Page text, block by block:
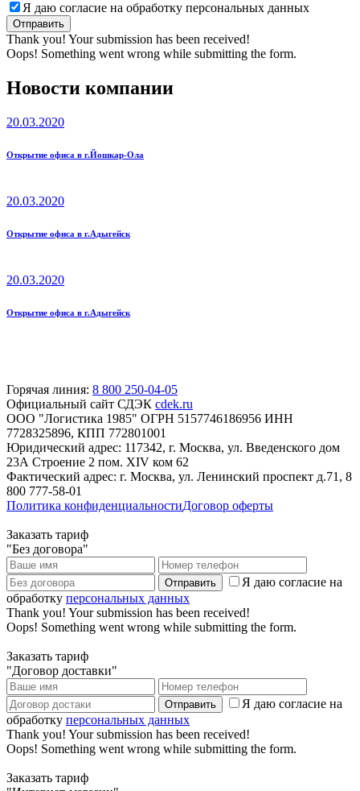
Я даю согласие на обработку персональных данных
Thank you! Your submission has been received!
Oops! Something went wrong while submitting the form.
Новости компании
20.03.2020
Открытие офиса в г.Йошкар-Ола
20.03.2020
Открытие офиса в г.Адыгейск
20.03.2020
Открытие офиса в г.Адыгейск
Горячая линия: 8 800 250-04-05
Официальный сайт СДЭК cdek.ru
ООО "Логистика 1985" ОГРН 5157746186956 ИНН
7728325896, КПП 772801001
Юридический адрес: 117342, г. Москва, ул. Введенского дом
23А Строение 2 пом. XIV ком 62
Фактический адрес: г. Москва, ул. Ленинский проспект д.71, 8
800 777-58-01
Политика конфиденциальностиДоговор оферты
Заказать тариф
"Без договора"
Я даю согласие на
обработку персональных данных
Thank you! Your submission has been received!
Oops! Something went wrong while submitting the form.
Заказать тариф
"Договор доставки"
Я даю согласие на
обработку персональных данных
Thank you! Your submission has been received!
Oops! Something went wrong while submitting the form.
Заказать тариф